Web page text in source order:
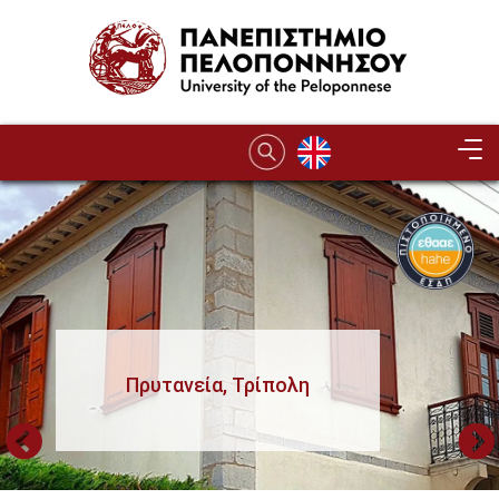
Image
107η Συνόδος Πρυτάνεων
Μυστράς 10-13 Δεκ 2024